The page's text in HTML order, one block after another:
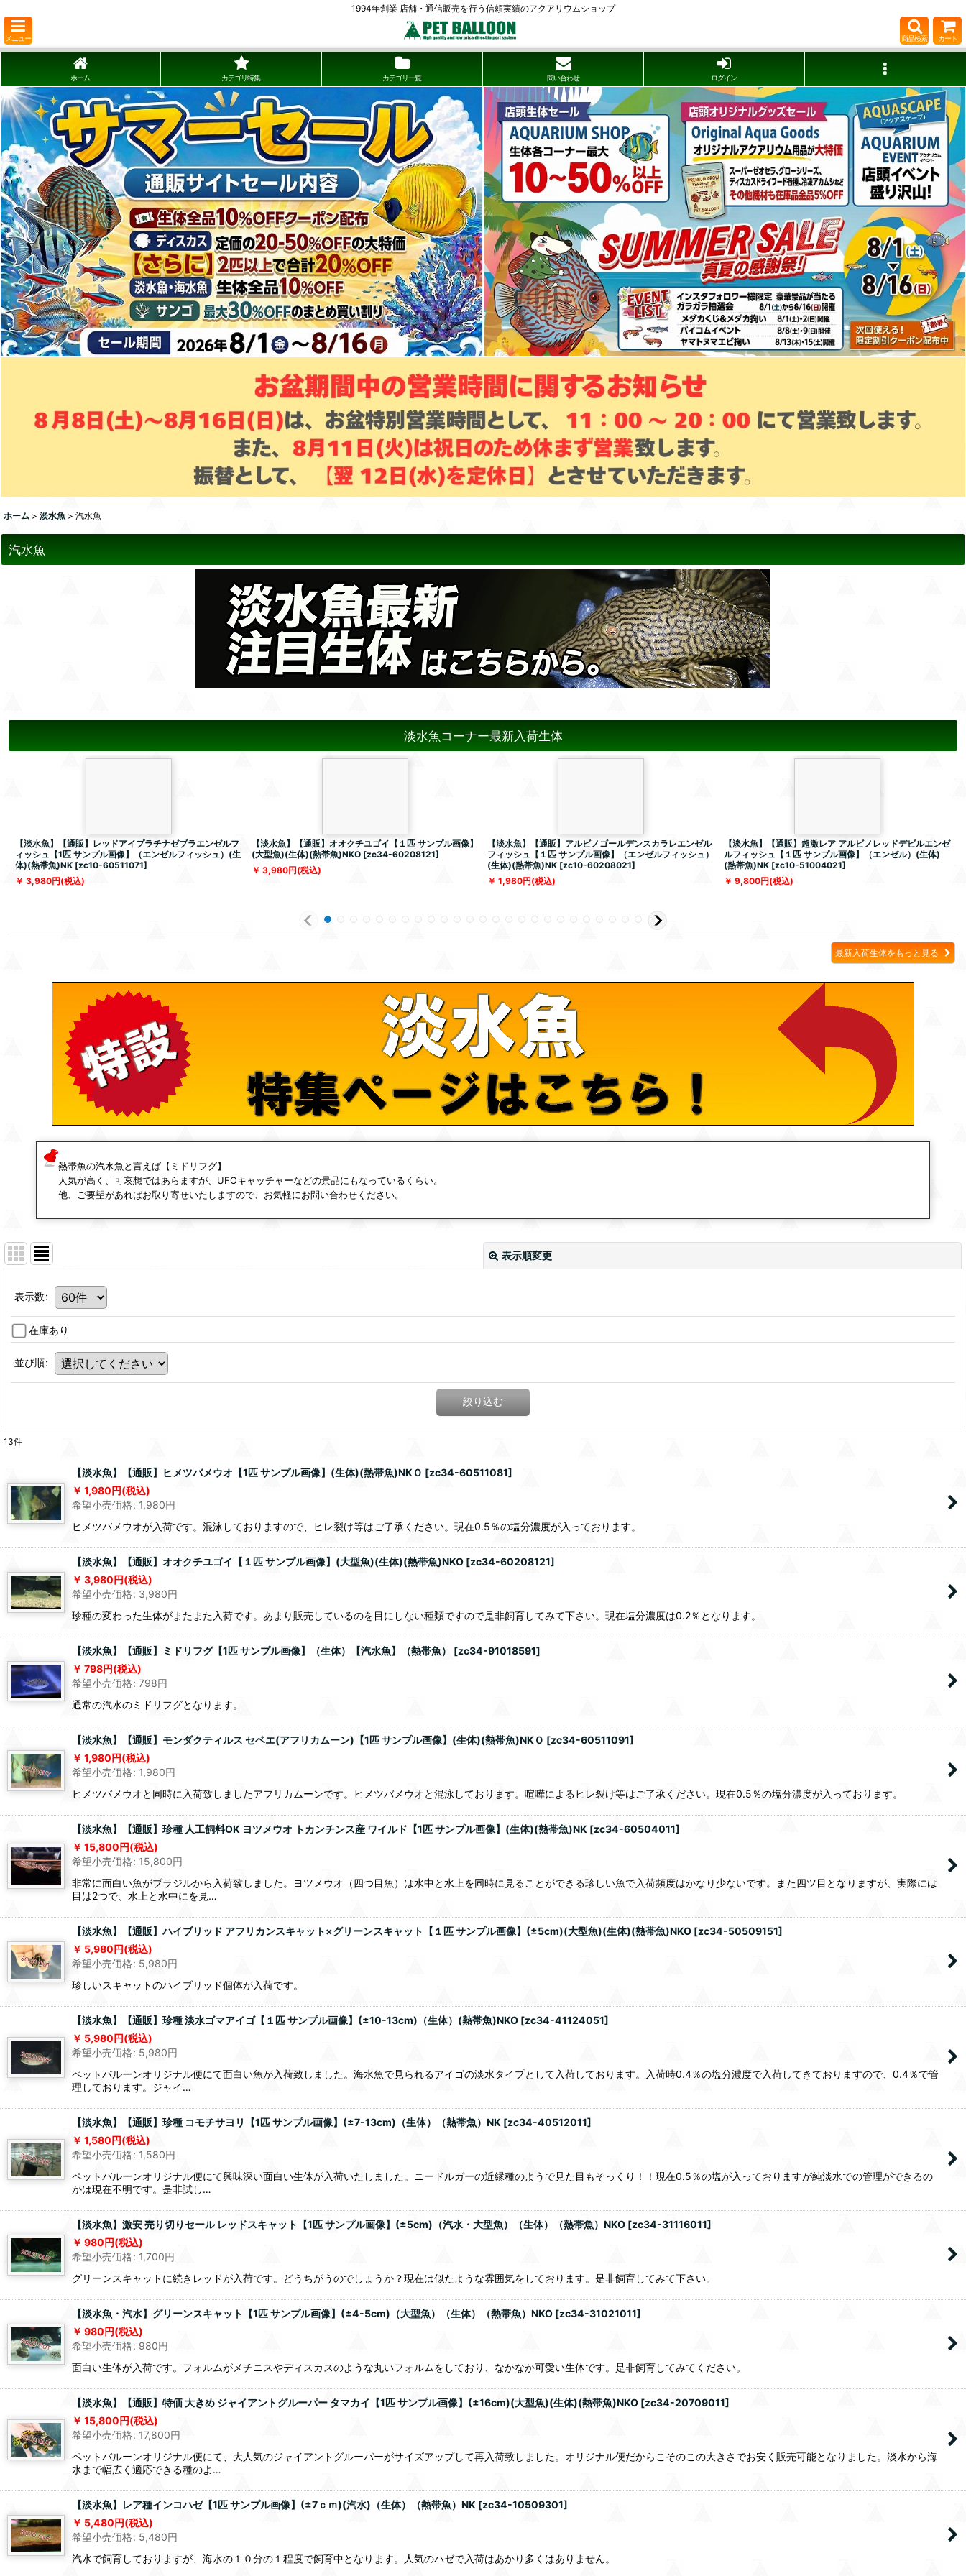
1994年創業 店舗・通信販売を行う信頼実績のアクアリウムショップ
メニュー 商品検索 カート
ホーム カテゴリ特集 カテゴリ一覧 問い合わせ ログイン
ホーム > 淡水魚 > 汽水魚
汽水魚
淡水魚コーナー最新入荷生体
【淡水魚】【通販】レッドアイプラチナゼブラエンゼルフ
ィッシュ【1匹 サンプル画像】（エンゼルフィッシュ）(生
体)(熱帯魚)NK [zc10-60511071]
3,980円(税込)
【淡水魚】【通販】オオクチユゴイ【１匹 サンプル画像】
(大型魚)(生体)(熱帯魚)NKO [zc34-60208121]
3,980円(税込)
【淡水魚】【通販】アルビノゴールデンスカラレエンゼル
フィッシュ【１匹 サンプル画像】（エンゼルフィッシュ）
(生体)(熱帯魚)NK [zc10-60208021]
1,980円(税込)
【淡水魚】【通販】超激レア アルビノレッドデビルエンゼ
ルフィッシュ【１匹 サンプル画像】（エンゼル）(生体)
(熱帯魚)NK [zc10-51004021]
9,800円(税込)
最新入荷生体をもっと見る
熱帯魚の汽水魚と言えば【ミドリフグ】
人気が高く、可哀想ではあらますが、UFOキャッチャーなどの景品にもなっているくらい。
他、ご要望があればお取り寄せいたしますので、お気軽にお問い合わせください。
表示順変更
表示数:
在庫あり
並び順:
絞り込む
13件
【淡水魚】【通販】ヒメツバメウオ【1匹 サンプル画像】(生体)(熱帯魚)NKＯ [zc34-60511081]
1,980円(税込)
希望小売価格: 1,980円
ヒメツバメウオが入荷です。混泳しておりますので、ヒレ裂け等はご了承ください。現在0.5％の塩分濃度が入っております。
【淡水魚】【通販】オオクチユゴイ【１匹 サンプル画像】(大型魚)(生体)(熱帯魚)NKO [zc34-60208121]
3,980円(税込)
希望小売価格: 3,980円
珍種の変わった生体がまたまた入荷です。あまり販売しているのを目にしない種類ですので是非飼育してみて下さい。現在塩分濃度は0.2％となります。
【淡水魚】【通販】ミドリフグ【1匹 サンプル画像】（生体）【汽水魚】（熱帯魚） [zc34-91018591]
798円(税込)
希望小売価格: 798円
通常の汽水のミドリフグとなります。
【淡水魚】【通販】モンダクティルス セベエ(アフリカムーン)【1匹 サンプル画像】(生体)(熱帯魚)NKＯ [zc34-60511091]
1,980円(税込)
希望小売価格: 1,980円
ヒメツバメウオと同時に入荷致しましたアフリカムーンです。ヒメツバメウオと混泳しております。喧嘩によるヒレ裂け等はご了承ください。現在0.5％の塩分濃度が入っております。
【淡水魚】【通販】珍種 人工飼料OK ヨツメウオ トカンチンス産 ワイルド【1匹 サンプル画像】(生体)(熱帯魚)NK [zc34-60504011]
15,800円(税込)
希望小売価格: 15,800円
非常に面白い魚がブラジルから入荷致しました。ヨツメウオ（四つ目魚）は水中と水上を同時に見ることができる珍しい魚で入荷頻度はかなり少ないです。また四ツ目となりますが、実際には
目は2つで、水上と水中にを見…
【淡水魚】【通販】ハイブリッド アフリカンスキャット×グリーンスキャット【１匹 サンプル画像】(±5cm)(大型魚)(生体)(熱帯魚)NKO [zc34-50509151]
5,980円(税込)
希望小売価格: 5,980円
珍しいスキャットのハイブリッド個体が入荷です。
【淡水魚】【通販】珍種 淡水ゴマアイゴ【１匹 サンプル画像】(±10-13cm)（生体）(熱帯魚)NKO [zc34-41124051]
5,980円(税込)
希望小売価格: 5,980円
ペットバルーンオリジナル便にて面白い魚が入荷致しました。海水魚で見られるアイゴの淡水タイプとして入荷しております。入荷時0.4％の塩分濃度で入荷してきておりますので、0.4％で管
理しております。ジャイ…
【淡水魚】【通販】珍種 コモチサヨリ【1匹 サンプル画像】(±7-13cm)（生体）（熱帯魚）NK [zc34-40512011]
1,580円(税込)
希望小売価格: 1,580円
ペットバルーンオリジナル便にて興味深い面白い生体が入荷いたしました。ニードルガーの近縁種のようで見た目もそっくり！！現在0.5％の塩が入っておりますが純淡水での管理ができるの
かは現在不明です。是非試し…
【淡水魚】激安 売り切りセール レッドスキャット【1匹 サンプル画像】(±5cm)（汽水・大型魚）（生体）（熱帯魚）NKO [zc34-31116011]
980円(税込)
希望小売価格: 1,700円
グリーンスキャットに続きレッドが入荷です。どうちがうのでしょうか？現在は似たような雰囲気をしております。是非飼育してみて下さい。
【淡水魚・汽水】グリーンスキャット【1匹 サンプル画像】(±4-5cm)（大型魚）（生体）（熱帯魚）NKO [zc34-31021011]
980円(税込)
希望小売価格: 980円
面白い生体が入荷です。フォルムがメチニスやディスカスのような丸いフォルムをしており、なかなか可愛い生体です。是非飼育してみてください。
【淡水魚】【通販】特価 大きめ ジャイアントグルーパー タマカイ【1匹 サンプル画像】(±16cm)(大型魚)(生体)(熱帯魚)NKO [zc34-20709011]
15,800円(税込)
希望小売価格: 17,800円
ペットバルーンオリジナル便にて、大人気のジャイアントグルーパーがサイズアップして再入荷致しました。オリジナル便だからこそのこの大きさでお安く販売可能となりました。淡水から海
水まで幅広く適応できる種のよ…
【淡水魚】レア種インコハゼ【1匹 サンプル画像】(±7ｃｍ)(汽水)（生体）（熱帯魚）NK [zc34-10509301]
5,480円(税込)
希望小売価格: 5,480円
汽水で飼育しておりますが、海水の１０分の１程度で飼育中となります。人気のハゼで入荷はあかり多くはありません。